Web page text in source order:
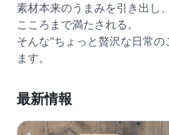
素材本来のうまみを引き出し
こころまで満たされる。
そんな"ちょっと贅沢な日常
ます。
最新情報